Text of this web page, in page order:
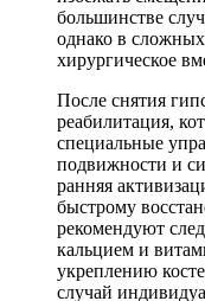
большинстве
однако в
хирургическое
После снятия
реабилитация,
специальные
подвижности и
ранняя
быстрому
рекомендуют
кальцием и
укреплению
случай